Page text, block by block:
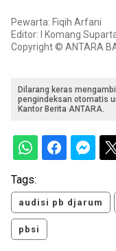
Pewarta: Fiqih Arfani
Editor: I Komang
Copyright © ANTARA
Dilarang keras
pengindeksan otomatis
Kantor Berita ANTARA.
Tags:
audisi pb djarum
pbsi